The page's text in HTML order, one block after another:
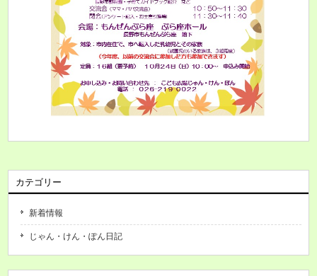
カテゴリー
新着情報
じゃん・けん・ぽん日記